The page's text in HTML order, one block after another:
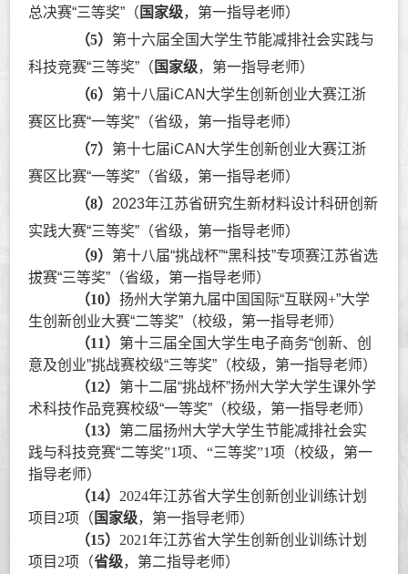
总决赛“三等奖”（ 国家级，第一指导老师）
（5） 第十六届全国大学生节能减排社会实践与
科技竞赛“三等奖”（ 国家级，第一指导老师）
（6） 第十八届iCAN大学生创新创业大赛江浙
赛区比赛“一等奖”（省级，第一指导老师）
（7） 第十七届iCAN大学生创新创业大赛江浙
赛区比赛“一等奖”（省级，第一指导老师）
（8） 2023年江苏省研究生新材料设计科研创新
实践大赛“三等奖”（省级，第一指导老师）
（9） 第十八届“挑战杯”“黑科技”专项赛江苏省选
拔赛“三等奖”（省级，第一指导老师）
（10）扬州大学第九届中国国际“互联网+”大学
生创新创业大赛“二等奖”（校级，第一指导老师）
（11） 第十三届全国大学生电子商务“创新、创
意及创业”挑战赛校级“三等奖”（校级，第一指导老师）
（12） 第十二届“挑战杯”扬州大学大学生课外学
术科技作品竞赛校级“一等奖”（校级，第一指导老师）
（13） 第二届扬州大学大学生节能减排社会实
践与科技竞赛“二等奖”1项、“三等奖”1项 （校级，第一
指导老师）
（14） 2024年江苏省大学生创新创业训练计划
项目 2项（ 国家级，第一指导老师）
（15） 2021年江苏省大学生创新创业训练计划
项目 2项（省级，第二指导老师）